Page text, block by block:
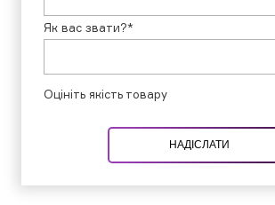
Як вас звати?*
Оцініть якість товару
НАДІСЛАТИ